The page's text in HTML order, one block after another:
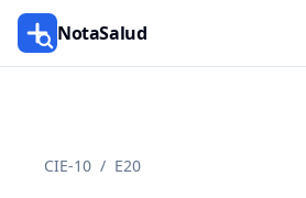
NotaSalud
CIE-10 / E20